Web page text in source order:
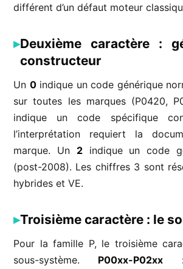
différent d’un défaut moteur
Deuxième caractère :
constructeur
Un 0indique un code générique
sur toutes les marques (P0420,
indique un code spécifique
l’interprétation requiert la
marque. Un 2indique un code
(post-2008). Les chiffres 3 sont
hybrides et VE.
Troisième caractère : le
Pour la famille P, le troisième
sous-système. P00xx-P02xx :